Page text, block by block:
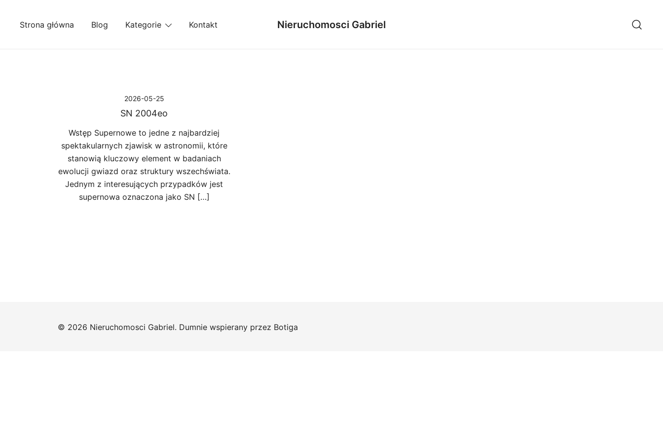
Strona główna Blog Kategorie Kontakt Nieruchomosci Gabriel
2026-05-25
SN 2004eo
Wstęp Supernowe to jedne z najbardziej
spektakularnych zjawisk w astronomii, które
stanowią kluczowy element w badaniach
ewolucji gwiazd oraz struktury wszechświata.
Jednym z interesujących przypadków jest
supernowa oznaczona jako SN […]
© 2026 Nieruchomosci Gabriel. Dumnie wspierany przez Botiga